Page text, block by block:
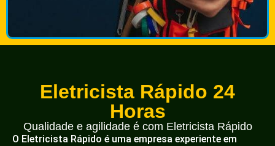
Eletricista Rápido 24
Horas
Qualidade e agilidade é com Eletricista Rápido
O Eletricista Rápido é uma empresa experiente em